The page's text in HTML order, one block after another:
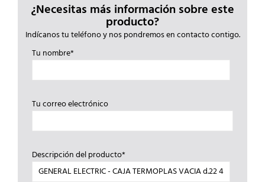
¿Necesitas más información sobre este
producto?
Indícanos tu teléfono y nos pondremos en contacto contigo.
Tu nombre*
Tu correo electrónico
Descripción del producto*